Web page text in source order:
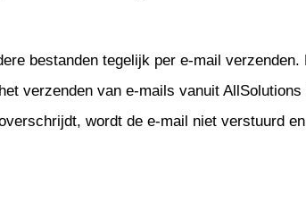
bestanden tegelijk per e-mail
verzenden van e-mails vanuit
wordt de e-mail niet verstuurd